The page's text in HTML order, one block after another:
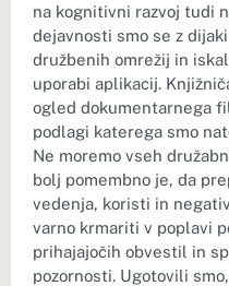
na kognitivni razvoj tudi
dejavnosti smo se z
družbenih omrežij in
uporabi aplikacij.
ogled dokumentarnega
podlagi katerega smo
Ne moremo vseh
bolj pomembno je, da
vedenja, koristi in
varno krmariti v poplavi
prihajajočih obvestil in
pozornosti. Ugotovili